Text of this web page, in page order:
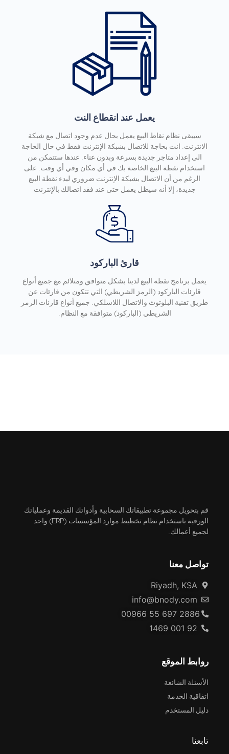
يعمل عند انقطاع النت
سيبقى نظام نقاط البيع يعمل بحال عدم وجود اتصال مع شبكة
الانترنت. انت بحاجة للاتصال بشبكة الإنترنت فقط في حال الحاجة
الى إعداد متاجر جديدة بسرعة وبدون عناء. عندها ستتمكن من
استخدام نقطة البيع الخاصة بك في أي مكان وفي أي وقت. على
الرغم من أن الاتصال بشبكة الإنترنت ضروري لبدء نقطة البيع
جديدة، إلا أنه سيظل يعمل حتى عند فقد اتصالك بالإنترنت
قارئ الباركود
يعمل برنامج نقطة البيع لدينا بشكل متوافق ومتلائم مع جميع أنواع
قارئات الباركود (الرمز الشريطي) التي تتكون من قارئات عن
طريق تقنية البلوتوث والاتصال اللاسلكي. جميع أنواع قارئات الرمز
الشريطي (الباركود) متوافقة مع النظام.
قم بتحويل مجموعة تطبيقاتك السحابية وأدواتك القديمة وعملياتك
الورقية باستخدام نظام تخطيط موارد المؤسسات (ERP) واحد
لجميع أعمالك.
تواصل معنا
Riyadh, KSA
info@bnody.com
00966 55 697 2886
92 001 1469
روابط الموقع
الأسئلة الشائعة
اتفاقية الخدمة
دليل المستخدم
تابعنا